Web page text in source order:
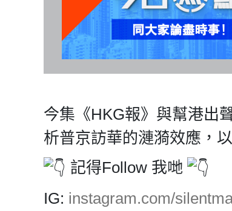
今集《HKG報》與幫港出
析普京訪華的漣漪效應，
記得Follow 我哋
IG: instagram.com/